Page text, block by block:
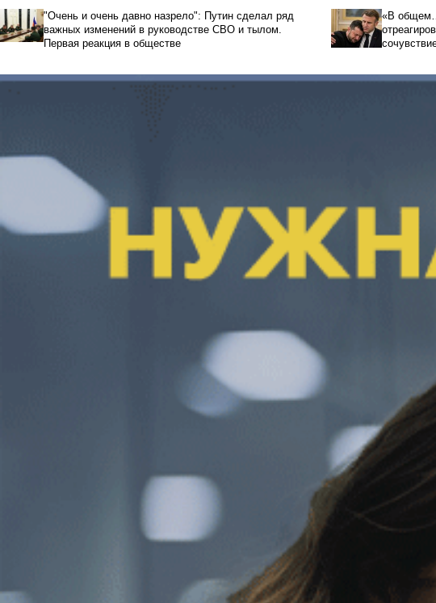
"Очень и очень давно назрело": Путин сделал ряд
важных изменений в руководстве СВО и тылом.
Первая реакция в обществе
«В